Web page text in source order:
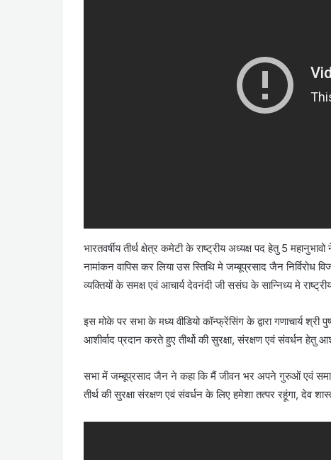
भारतवर्षीय तीर्थ क्षेत्र कमेटी के राष्ट्रीय अध्यक्ष पद हेतु 5
नामांकन वापिस कर लिया उस स्तिथि मे जम्बूप्रसाद जैन निर्विरोध
व्यक्तियों के समक्ष एवं आचार्य देवनंदी जी ससंघ के सान्निध्य मे
इस मोके पर सभा के मध्य वीडियो कॉन्फ्रेंसिंग के द्वारा गणाचार्य
आशीर्वाद प्रदान करते हुए तीर्थो की सुरक्षा, संरक्षण एवं संवर्धन हेतु
सभा में जम्बूप्रसाद जैन ने कहा कि मैं जीवन भर अपने गुरुओं एवं
तीर्थ की सुरक्षा संरक्षण एवं संवर्धन के लिए हमेशा तत्पर रहूंगा, देव